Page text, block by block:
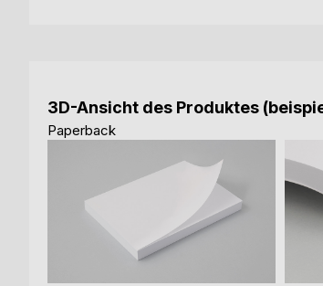
3D-Ansicht des Produktes
Paperback